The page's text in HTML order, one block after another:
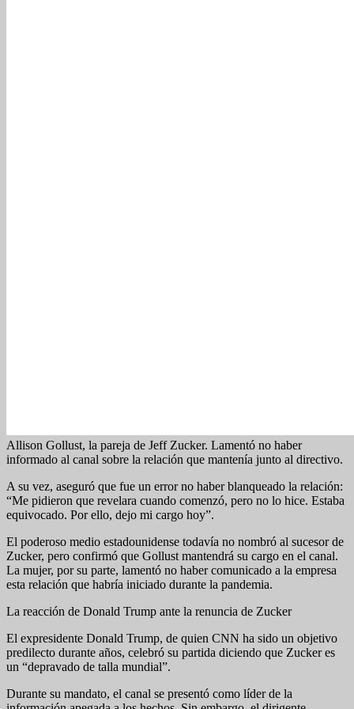
Allison Gollust, la pareja de Jeff Zucker. Lamentó no haber
informado al canal sobre la relación que mantenía junto al directivo.
A su vez, aseguró que fue un error no haber blanqueado la relación:
“Me pidieron que revelara cuando comenzó, pero no lo hice. Estaba
equivocado. Por ello, dejo mi cargo hoy”.
El poderoso medio estadounidense todavía no nombró al sucesor de
Zucker, pero confirmó que Gollust mantendrá su cargo en el canal.
La mujer, por su parte, lamentó no haber comunicado a la empresa
esta relación que habría iniciado durante la pandemia.
La reacción de Donald Trump ante la renuncia de Zucker
El expresidente Donald Trump, de quien CNN ha sido un objetivo
predilecto durante años, celebró su partida diciendo que Zucker es
un “depravado de talla mundial”.
Durante su mandato, el canal se presentó como líder de la